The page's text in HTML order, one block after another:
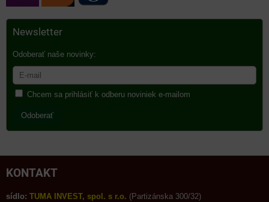
Newsletter
Odoberať naše novinky:
Chcem sa prihlásiť k odberu noviniek e-mailom
Odoberať
KONTAKT
sídlo: TUMA INVEST, spol. s r.o. (Partizánska 300/32)